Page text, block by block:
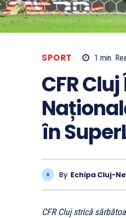
SPORT 1 min.
CFR
în
By Echipa Cluj-
CFR Cluj strică